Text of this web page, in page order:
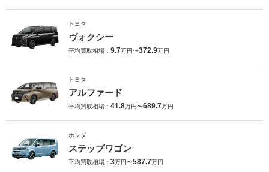
トヨタ
ヴォクシー
平均買取相場： 9.7万円〜372.9万円
トヨタ
アルファード
平均買取相場： 41.8万円〜689.7万円
ホンダ
ステップワゴン
平均買取相場： 3万円〜587.7万円